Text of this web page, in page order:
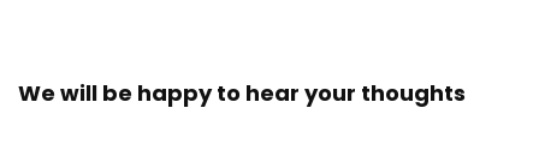
We will be happy to hear your thoughts